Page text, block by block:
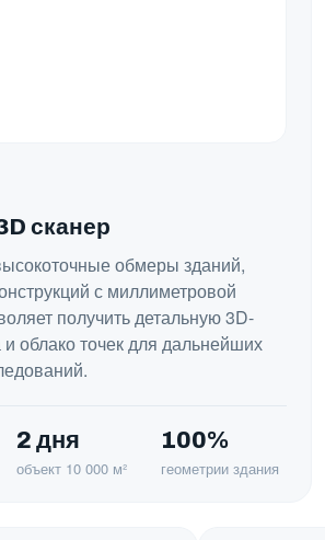
сканер
обмеры зданий,
с миллиметровой
получить детальную 3D-
облако точек для дальнейших
2 дня
объект 10 000 м²
100%
геометрии здания